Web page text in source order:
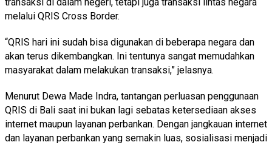
melalui QRIS Cross Border.
“QRIS hari ini sudah bisa digunakan di beberapa negara dan
akan terus dikembangkan. Ini tentunya sangat memudahkan
masyarakat dalam melakukan transaksi,” jelasnya.
Menurut Dewa Made Indra, tantangan perluasan penggunaan
QRIS di Bali saat ini bukan lagi sebatas ketersediaan akses
internet maupun layanan perbankan. Dengan jangkauan internet
dan layanan perbankan yang semakin luas, sosialisasi menjadi